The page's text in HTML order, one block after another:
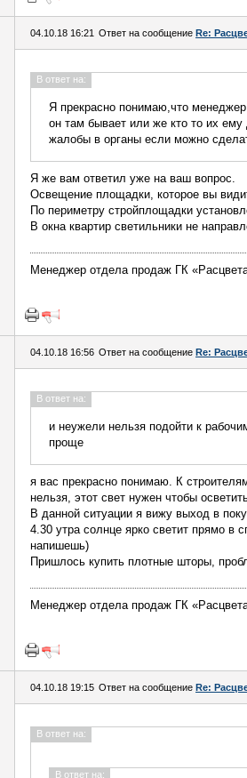
04.10.18 16:21 Ответ на сообщение Re:
В ответ на:
Я прекрасно понимаю,что
он там бывает или же кто то их
жалобы в органы если можно
Я же вам ответил уже на ваш вопрос.
Освещение площадки, которое вы
По периметру стройплощадки
В окна квартир светильники не
Менеджер отдела продаж ГК
04.10.18 16:56 Ответ на сообщение Re:
В ответ на:
и неужели нельзя подойти к
проще
я вас прекрасно понимаю. К
нельзя, этот свет нужен чтобы
В данной ситуации я вижу выход в
4.30 утра солнце ярко светит прямо
напишешь)
Пришлось купить плотные шторы,
Менеджер отдела продаж ГК
04.10.18 19:15 Ответ на сообщение Re:
В ответ на:
В ответ на: